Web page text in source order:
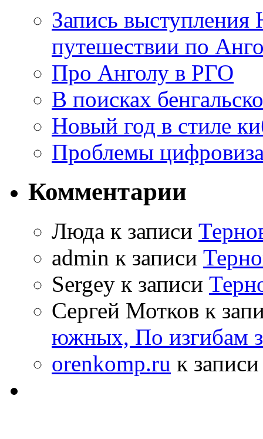
Запись
путешествии по
Про Анголу в РГО
В поисках
Новый год в стиле
Проблемы
Комментарии
Люда к записи
admin к записи
Sergey к записи
Сергей Мотков к
южных, По изгибам
orenkomp.ru к